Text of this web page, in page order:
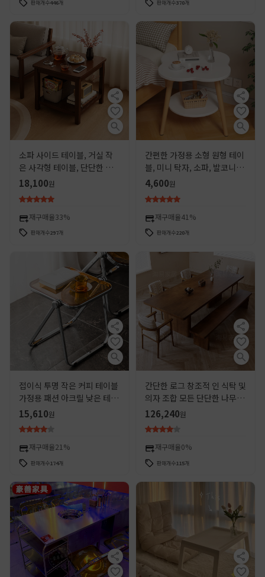
판매개수446개 판매개수370개
소파 사이드 테이블, 거실 작
은 사각형 테이블, 단단한 나
무 다리, 작은 커피 테이블, 가
정용 사각형 심플 모던 사이드
테이블
18,100원
재구매율33%
판매개수297개
간편한 가정용 소형 원형 테이
블, 미니 탁자, 소파, 발코니,
임대주택용 소형 가구
4,600원
재구매율41%
판매개수220개
접이식 투명 작은 커피 테이블
가정용 패션 아크릴 낮은 테이
블 서브넷 빨간 사진 일치하는
가구 소파 사이드 테이블
15,610원
재구매율21%
판매개수174개
간단한 로그 창조적 인 식탁 및
의자 조합 모든 단단한 나무 긴
테이블 작업대 홈 다이닝 북 통
합 식탁
126,240원
재구매율0%
판매개수115개